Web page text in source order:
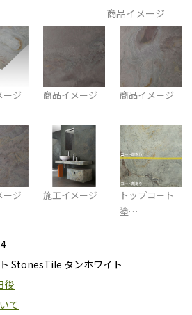
商品イメージ
ージ 商品イメージ 商品イメージ
ージ 施工イメージ
トップコート
塗…
StonesTile タンホワイト
後
て